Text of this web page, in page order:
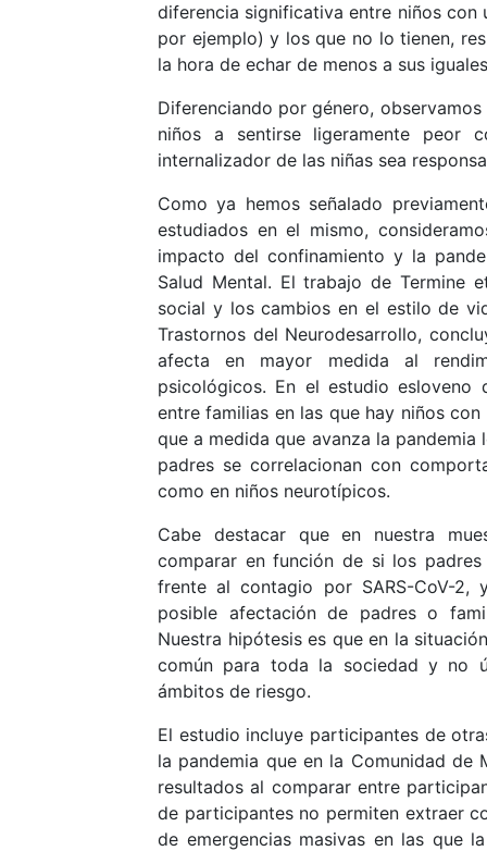
diferencia significativa entre niños con
por ejemplo) y los que no lo tienen,
la hora de echar de menos a sus
Diferenciando por género,
niños a sentirse ligeramente peor
internalizador de las niñas sea
Como ya hemos señalado
estudiados en el mismo,
impacto del confinamiento y la
Salud Mental. El trabajo de Termine
social y los cambios en el estilo de
Trastornos del Neurodesarrollo,
afecta en mayor medida al
psicológicos. En el estudio
entre familias en las que hay niños
que a medida que avanza la
padres se correlacionan con
como en niños neurotípicos.
Cabe destacar que en nuestra
comparar en función de si los
frente al contagio por SARS-CoV-2,
posible afectación de padres o
Nuestra hipótesis es que en la
común para toda la sociedad y no
ámbitos de riesgo.
El estudio incluye participantes de
la pandemia que en la Comunidad de
resultados al comparar entre
de participantes no permiten extraer
de emergencias masivas en las que